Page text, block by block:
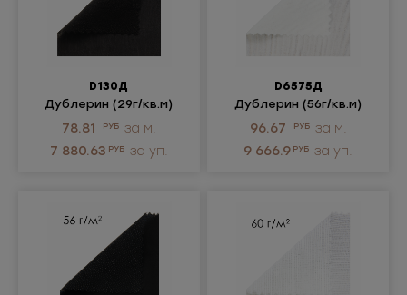
D130Д
Дублерин (29г/кв.м)
78.81 РУБ за м.
7 880.63 РУБ за уп.
D6575Д
Дублерин (56г/кв.м)
96.67 РУБ за м.
9 666.9 РУБ за уп.